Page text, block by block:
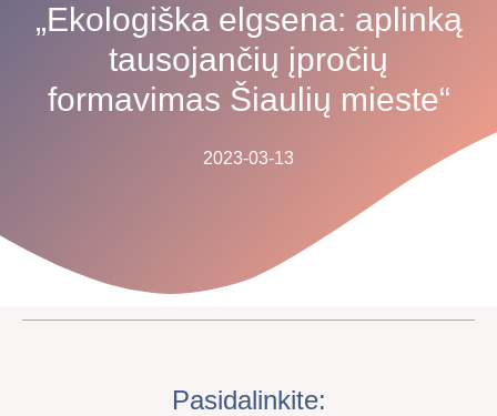
„Ekologiška elgsena: aplinką
tausojančių įpročių
formavimas Šiaulių mieste“
2023-03-13
Pasidalinkite: